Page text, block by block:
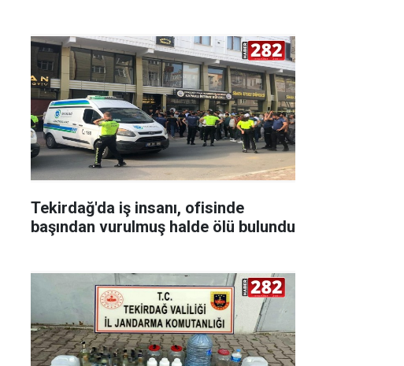
Tekirdağ'da iş insanı, ofisinde
başından vurulmuş halde ölü bulundu